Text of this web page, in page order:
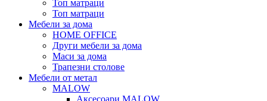
Топ матраци
Топ матраци
Мебели за дома
HOME OFFICE
Други мебели за дома
Маси за дома
Трапезни столове
Мебели от метал
MALOW
Аксесоари MALOW